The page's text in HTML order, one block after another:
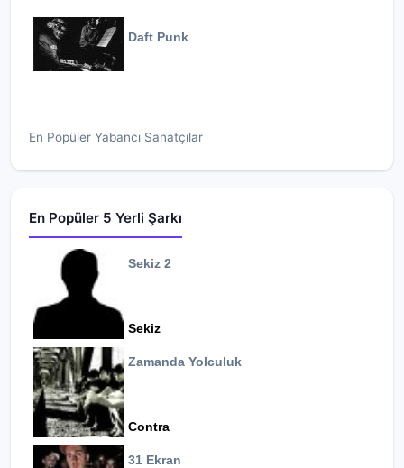
Daft Punk
En Popüler Yabancı Sanatçılar
En Popüler 5 Yerli Şarkı
Sekiz 2
Sekiz
Zamanda Yolculuk
Contra
31 Ekran